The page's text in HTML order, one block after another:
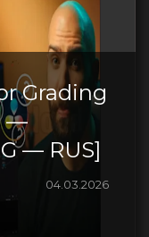
Grading
—
— RUS]
04.03.2026